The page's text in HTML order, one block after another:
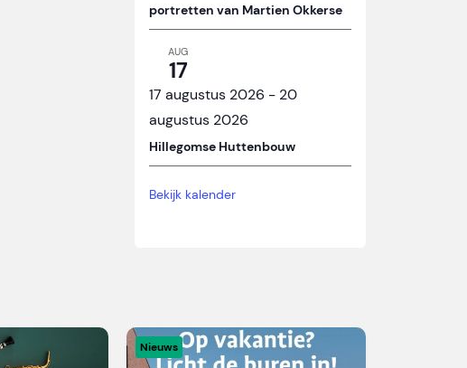
portretten van Martien Okkerse
AUG
17
17 augustus 2026 - 20
augustus 2026
Hillegomse Huttenbouw
Bekijk kalender
Nieuws